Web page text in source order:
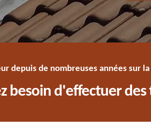
depuis de nombreuses années sur
besoin d'effectuer